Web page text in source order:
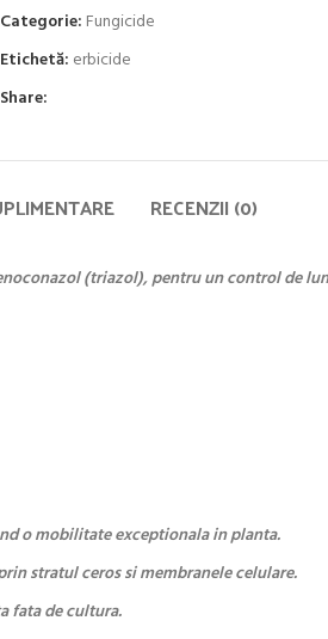
Categorie: Fungicide
Etichetă: erbicide
Share:
RECENZII (0)
(triazol), pentru un control de
o mobilitate exceptionala in planta.
stratul ceros si membranele celulare.
fata de cultura.